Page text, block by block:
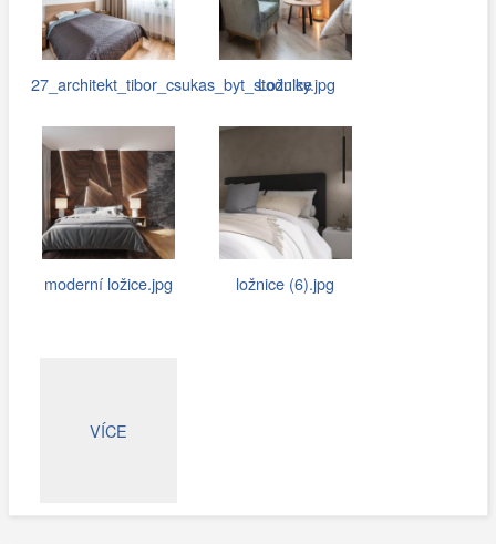
27_architekt_tibor_csukas_byt_stodulky.jpg
Ložnice
moderní ložice.jpg ložnice (6).jpg
VÍCE